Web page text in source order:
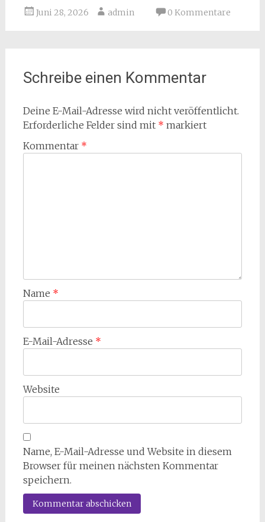
Juni 28, 2026 admin 0 Kommentare
Schreibe einen Kommentar
Deine E-Mail-Adresse wird nicht veröffentlicht.
Erforderliche Felder sind mit * markiert
Kommentar *
Name *
E-Mail-Adresse *
Website
Name, E-Mail-Adresse und Website in diesem
Browser für meinen nächsten Kommentar
speichern.